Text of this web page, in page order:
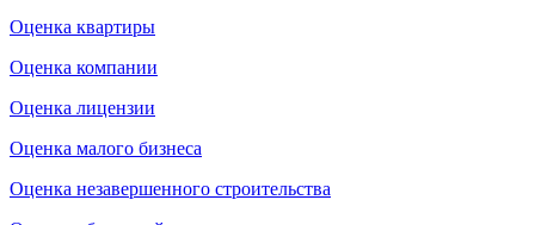
Оценка квартиры
Оценка компании
Оценка лицензии
Оценка малого бизнеса
Оценка незавершенного строительства